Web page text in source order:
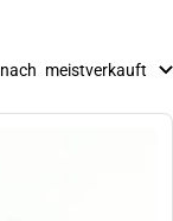
meistverkauft